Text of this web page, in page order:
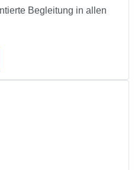
Begleitung in allen